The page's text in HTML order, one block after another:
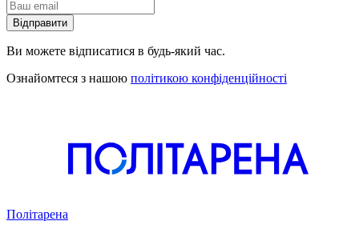
Відправити
Ви можете відписатися в будь-який час.
Ознайомтеся з нашою політикою конфіденційності
Політарена